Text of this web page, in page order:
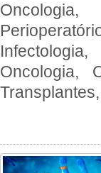
Oncologia,